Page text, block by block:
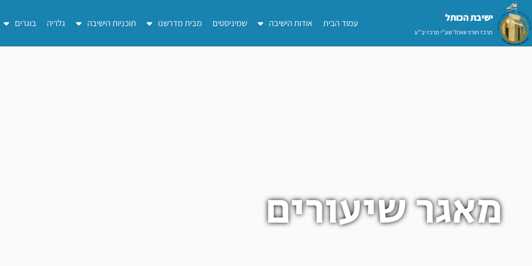
דילוג
לתוכן
ישיבת הכותל​
מרכז תורני וואהל שע"י מרכז יב"ע
עמוד הבית אודות הישיבה שמיניסטים מבית מדרשנו תוכניות הישיבה גלריה בוגרים
מאגר שיעורים